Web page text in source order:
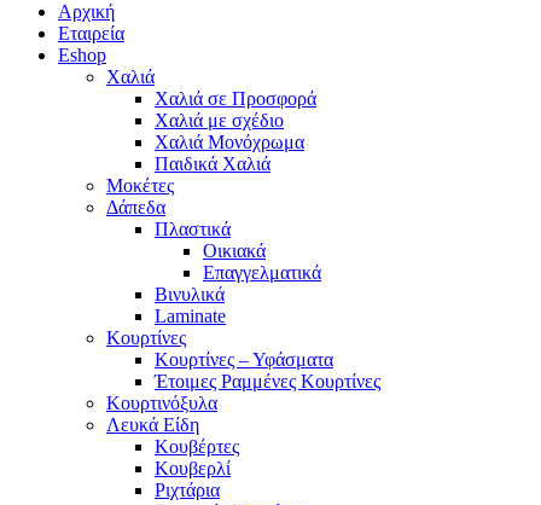
Αρχική
Εταιρεία
Eshop
Χαλιά
Χαλιά σε Προσφορά
Χαλιά με σχέδιο
Χαλιά Μονόχρωμα
Παιδικά Χαλιά
Μοκέτες
Δάπεδα
Πλαστικά
Οικιακά
Επαγγελματικά
Βινυλικά
Laminate
Κουρτίνες
Κουρτίνες – Υφάσματα
Έτοιμες Ραμμένες Κουρτίνες
Κουρτινόξυλα
Λευκά Είδη
Κουβέρτες
Κουβερλί
Ριχτάρια